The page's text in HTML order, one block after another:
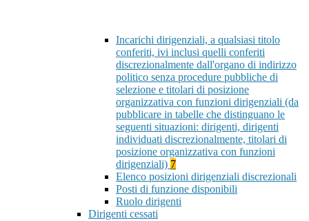
Incarichi dirigenziali, a qualsiasi titolo
conferiti, ivi inclusi quelli conferiti
discrezionalmente dall'organo di indirizzo
politico senza procedure pubbliche di
selezione e titolari di posizione
organizzativa con funzioni dirigenziali (da
pubblicare in tabelle che distinguano le
seguenti situazioni: dirigenti, dirigenti
individuati discrezionalmente, titolari di
posizione organizzativa con funzioni
dirigenziali) 7
Elenco posizioni dirigenziali discrezionali
Posti di funzione disponibili
Ruolo dirigenti
Dirigenti cessati